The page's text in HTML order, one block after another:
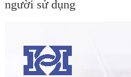
người sử dụng